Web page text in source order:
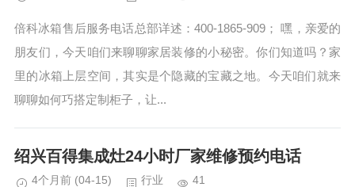
倍科冰箱售后服务电话总部详述：400-1865-909； 嘿，亲爱的
朋友们，今天咱们来聊聊家居装修的小秘密。你们知道吗？家
里的冰箱上层空间，其实是个隐藏的宝藏之地。今天咱们就来
聊聊如何巧搭定制柜子，让...
绍兴百得集成灶24小时厂家维修预约电话
4个月前 (04-15) 行业 41